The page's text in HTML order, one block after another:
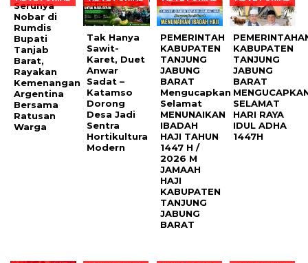
Serunya
Nobar di
Rumdis
Bupati
Tanjab
Barat,
Rayakan
Kemenangan
Argentina
Bersama
Ratusan
Warga
Tak Hanya
Sawit-
Karet, Duet
Anwar
Sadat –
Katamso
Dorong
Desa Jadi
Sentra
Hortikultura
Modern
PEMERINTAH
KABUPATEN
TANJUNG
JABUNG
BARAT
Mengucapkan
Selamat
MENUNAIKAN
IBADAH
HAJI TAHUN
1447 H /
2026 M
JAMAAH
HAJI
KABUPATEN
TANJUNG
JABUNG
BARAT
KABUPATEN
TANJUNG
JABUNG
BARAT
SELAMAT
HARI RAYA
IDUL ADHA
1447H